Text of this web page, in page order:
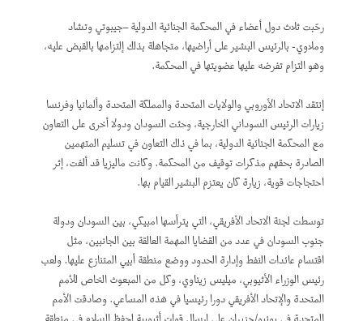
رحّبت ثلاث دول أعضاء في المحكمة الجنائية الدولية –جيبوتي وتشاد
وملاوي- بالرئيس البشير على أراضيها، متجاهلة بذلك إلتزامها بالقبض عليه،
وهو التزام تفرضه عليها عضويتها في المحكمة.
إنتقد الاتحاد الأوروبي والولايات المتحدة والمملكة المتحدة وألمانيا وفرنسا
زيارات الرئيس السوداني الخارجية، وحثت السودان ودولا أخرى على التعاون
مع المحكمة الجنائية الدولية، بما في ذلك التعاون في تسليم المتهمين
الصادرة بحقهم مذكرات توقيف من المحكمة. وكانت ماليزيا قد ألغت، إثر
احتجاجات قوية، زيارة كان يعتزم البشير القيام بها.
توسطت لجنة الاتحاد الأفريقي، التي يترأسها امبيكي، بين السودان ودولة
جنوب السودان في عدد من القضايا المهمة العالقة بين الجانبين، مثل
اقتسام عائدات النفط وإدارة الحدود ووضع منطقة أبيي المتنازع عليها. ولعب
رئيس الوزراء الأثيوبي، ميليس زيناوي، وكل من المبعوث الخاص للأمم
المتحدة والإتحاد الأفريقي دورا رئيسيا في هذه المساعي. وصادقت الأمم